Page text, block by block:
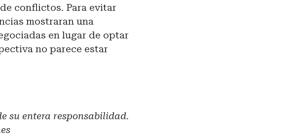
conflictos. Para evitar
mostraran una
en lugar de optar
no parece estar
su entera responsabilidad.